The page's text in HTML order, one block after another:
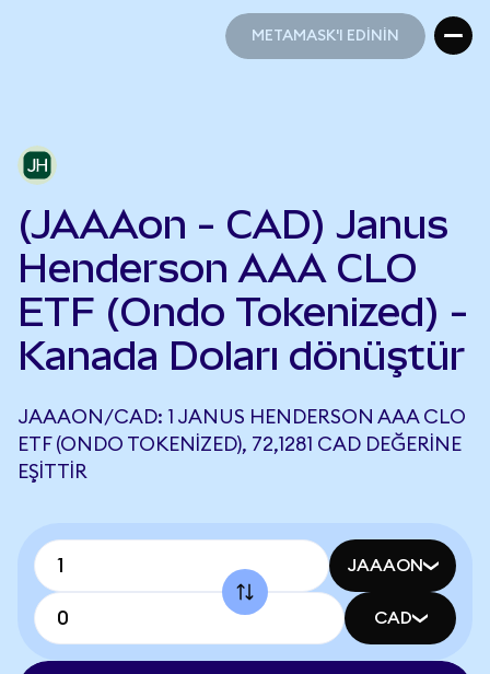
METAMASK'I EDİNİN
(JAAAon - CAD) Janus
Henderson AAA CLO
ETF (Ondo Tokenized) -
Kanada Doları dönüştür
JAAAON/CAD: 1 JANUS HENDERSON AAA CLO
ETF (ONDO TOKENIZED), 72,1281 CAD DEĞERINE
EŞITTIR
JAAAON
CAD